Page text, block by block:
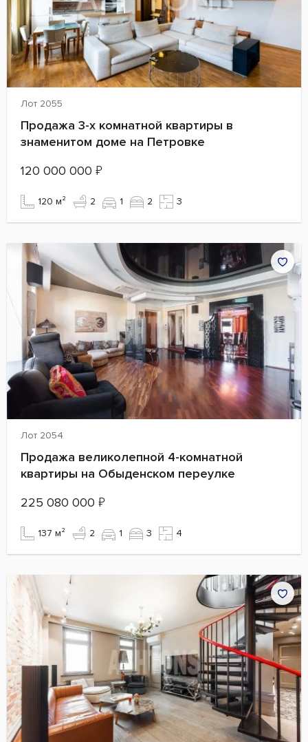
Лот 2055
Продажа 3-х комнатной квартиры в
знаменитом доме на Петровке
120 000 000 ₽
120 м² 2 1 2 3
Лот 2054
Продажа великолепной 4-комнатной
квартиры на Обыденском переулке
225 080 000 ₽
137 м² 2 1 3 4